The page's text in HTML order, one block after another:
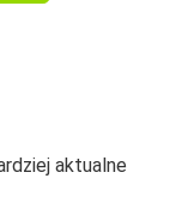
aktualne